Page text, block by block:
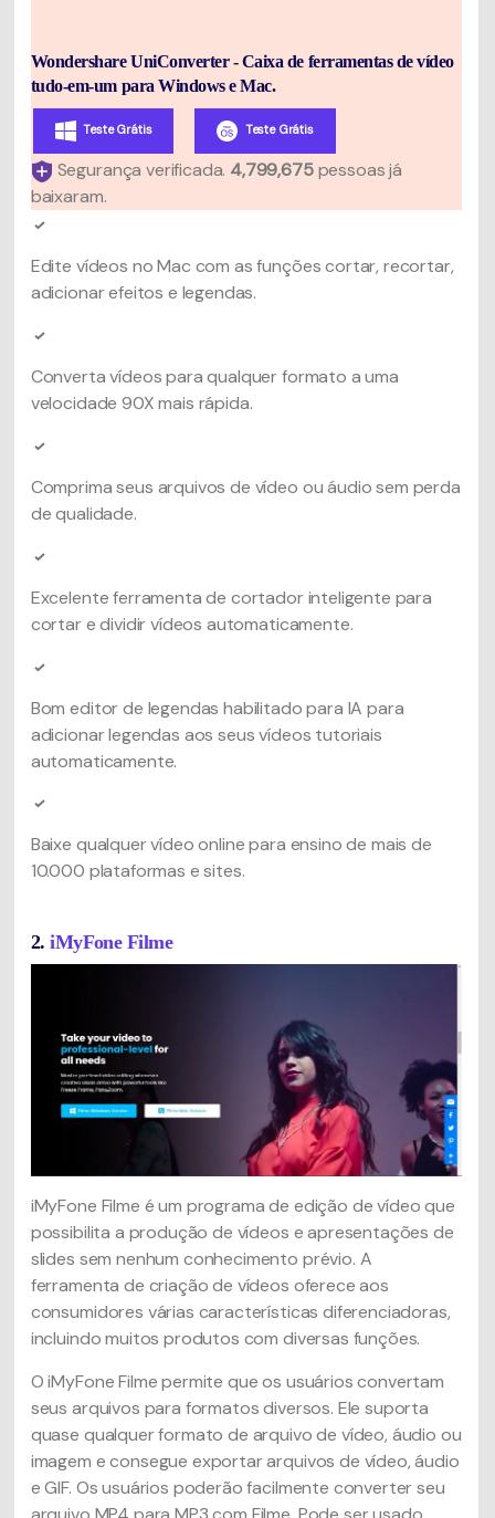
Wondershare UniConverter - Caixa de ferramentas de vídeo
tudo-em-um para Windows e Mac.
Teste Grátis Teste Grátis
Segurança verificada. 4,799,678 pessoas já
baixaram.
Edite vídeos no Mac com as funções cortar, recortar,
adicionar efeitos e legendas.
Converta vídeos para qualquer formato a uma
velocidade 90X mais rápida.
Comprima seus arquivos de vídeo ou áudio sem perda
de qualidade.
Excelente ferramenta de cortador inteligente para
cortar e dividir vídeos automaticamente.
Bom editor de legendas habilitado para IA para
adicionar legendas aos seus vídeos tutoriais
automaticamente.
Baixe qualquer vídeo online para ensino de mais de
10.000 plataformas e sites.
2. iMyFone Filme
iMyFone Filme é um programa de edição de vídeo que
possibilita a produção de vídeos e apresentações de
slides sem nenhum conhecimento prévio. A
ferramenta de criação de vídeos oferece aos
consumidores várias características diferenciadoras,
incluindo muitos produtos com diversas funções.
O iMyFone Filme permite que os usuários convertam
seus arquivos para formatos diversos. Ele suporta
quase qualquer formato de arquivo de vídeo, áudio ou
imagem e consegue exportar arquivos de vídeo, áudio
e GIF. Os usuários poderão facilmente converter seu